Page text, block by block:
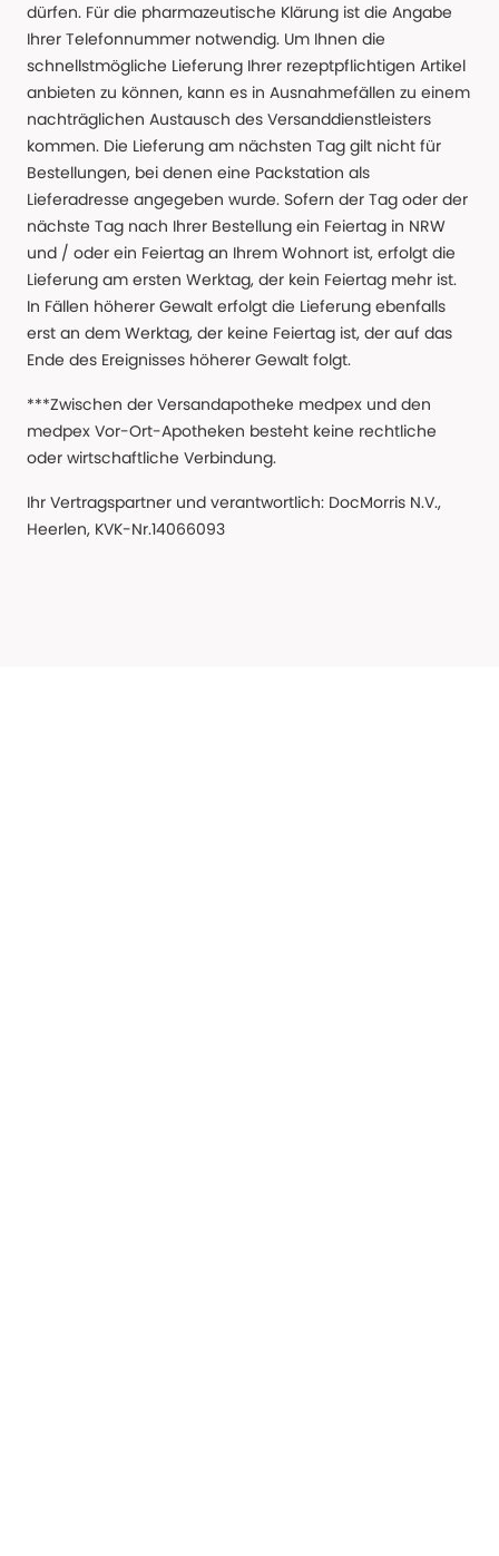
dürfen. Für die pharmazeutische Klärung ist die Angabe
Ihrer Telefonnummer notwendig. Um Ihnen die
schnellstmögliche Lieferung Ihrer rezeptpflichtigen Artikel
anbieten zu können, kann es in Ausnahmefällen zu einem
nachträglichen Austausch des Versanddienstleisters
kommen. Die Lieferung am nächsten Tag gilt nicht für
Bestellungen, bei denen eine Packstation als
Lieferadresse angegeben wurde. Sofern der Tag oder der
nächste Tag nach Ihrer Bestellung ein Feiertag in NRW
und / oder ein Feiertag an Ihrem Wohnort ist, erfolgt die
Lieferung am ersten Werktag, der kein Feiertag mehr ist.
In Fällen höherer Gewalt erfolgt die Lieferung ebenfalls
erst an dem Werktag, der keine Feiertag ist, der auf das
Ende des Ereignisses höherer Gewalt folgt.
***Zwischen der Versandapotheke medpex und den
medpex Vor-Ort-Apotheken besteht keine rechtliche
oder wirtschaftliche Verbindung.
Ihr Vertragspartner und verantwortlich: DocMorris N.V.,
Heerlen, KVK-Nr.14066093